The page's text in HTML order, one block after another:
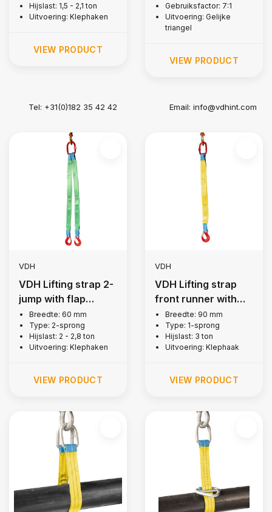
Hijslast: 1,5 - 2,1 ton
Uitvoering: Klephaken
VIEW PRODUCT
Gebruiksfactor: 7:1
Uitvoering: Gelijke
triangel
VIEW PRODUCT
Tel: +31(0)182 35 42 42 Email:info@vdhint.com
VDH
VDH Lifting strap 2-
jump with flap
hooks, 2 tonne
Breedte: 60 mm
Type: 2-sprong
Hijslast: 2 - 2,8 ton
Uitvoering: Klephaken
VIEW PRODUCT
VDH
VDH Lifting strap
front runner with
flap hooks, 3 tonne
Breedte: 90 mm
Type: 1-sprong
Hijslast: 3 ton
Uitvoering: Klephaak
VIEW PRODUCT